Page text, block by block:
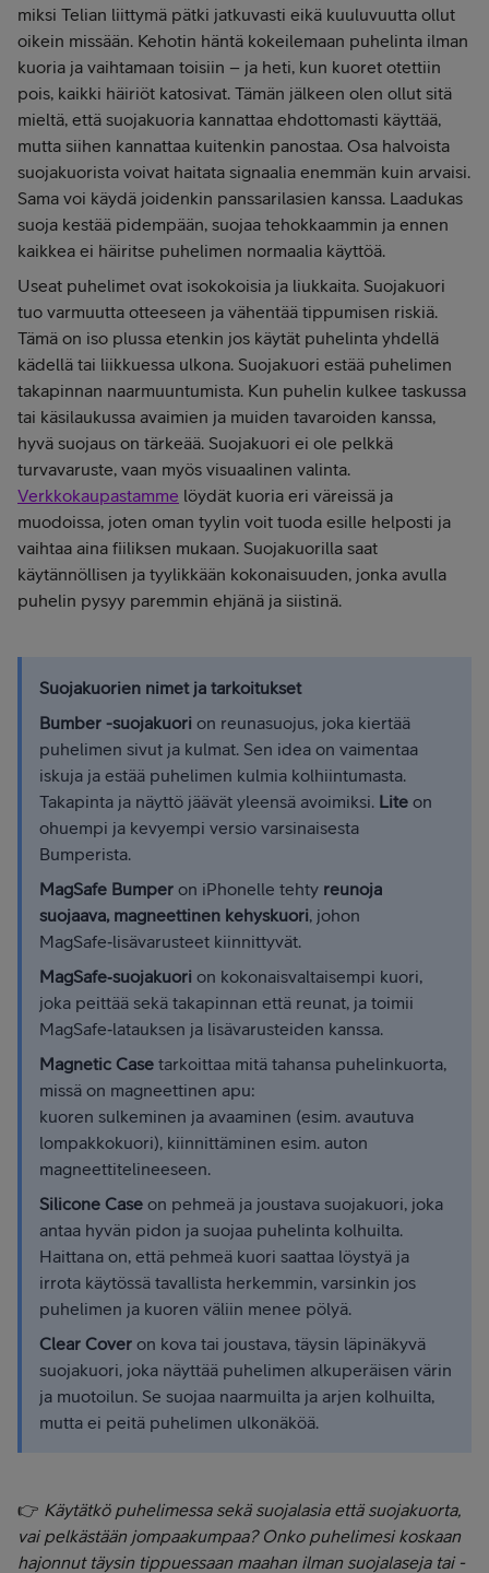
miksi Telian liittymä pätki jatkuvasti eikä kuuluvuutta ollut
oikein missään. Kehotin häntä kokeilemaan puhelinta ilman
kuoria ja vaihtamaan toisiin – ja heti, kun kuoret otettiin
pois, kaikki häiriöt katosivat. Tämän jälkeen olen ollut sitä
mieltä, että suojakuoria kannattaa ehdottomasti käyttää,
mutta siihen kannattaa kuitenkin panostaa. Osa halvoista
suojakuorista voivat haitata signaalia enemmän kuin arvaisi.
Sama voi käydä joidenkin panssarilasien kanssa. Laadukas
suoja kestää pidempään, suojaa tehokkaammin ja ennen
kaikkea ei häiritse puhelimen normaalia käyttöä.
Useat puhelimet ovat isokokoisia ja liukkaita. Suojakuori
tuo varmuutta otteeseen ja vähentää tippumisen riskiä.
Tämä on iso plussa etenkin jos käytät puhelinta yhdellä
kädellä tai liikkuessa ulkona. Suojakuori estää puhelimen
takapinnan naarmuuntumista. Kun puhelin kulkee taskussa
tai käsilaukussa avaimien ja muiden tavaroiden kanssa,
hyvä suojaus on tärkeää. Suojakuori ei ole pelkkä
turvavaruste, vaan myös visuaalinen valinta.
Verkkokaupastamme löydät kuoria eri väreissä ja
muodoissa, joten oman tyylin voit tuoda esille helposti ja
vaihtaa aina fiiliksen mukaan. Suojakuorilla saat
käytännöllisen ja tyylikkään kokonaisuuden, jonka avulla
puhelin pysyy paremmin ehjänä ja siistinä.
Suojakuorien nimet ja tarkoitukset
Bumber -suojakuori on reunasuojus, joka kiertää
puhelimen sivut ja kulmat. Sen idea on vaimentaa
iskuja ja estää puhelimen kulmia kolhiintumasta.
Takapinta ja näyttö jäävät yleensä avoimiksi. Lite on
ohuempi ja kevyempi versio varsinaisesta
Bumperista.
MagSafe Bumper on iPhonelle tehty reunoja
suojaava, magneettinen kehyskuori, johon
MagSafe‑lisävarusteet kiinnittyvät.
MagSafe‑suojakuori on kokonaisvaltaisempi kuori,
joka peittää sekä takapinnan että reunat, ja toimii
MagSafe‑latauksen ja lisävarusteiden kanssa.
Magnetic Case tarkoittaa mitä tahansa puhelinkuorta,
missä on magneettinen apu:
kuoren sulkeminen ja avaaminen (esim. avautuva
lompakkokuori), kiinnittäminen esim. auton
magneettitelineeseen.
Silicone Case on pehmeä ja joustava suojakuori, joka
antaa hyvän pidon ja suojaa puhelinta kolhuilta.
Haittana on, että pehmeä kuori saattaa löystyä ja
irrota käytössä tavallista herkemmin, varsinkin jos
puhelimen ja kuoren väliin menee pölyä.
Clear Cover on kova tai joustava, täysin läpinäkyvä
suojakuori, joka näyttää puhelimen alkuperäisen värin
ja muotoilun. Se suojaa naarmuilta ja arjen kolhuilta,
mutta ei peitä puhelimen ulkonäköä.
👉 Käytätkö puhelimessa sekä suojalasia että suojakuorta,
vai pelkästään jompaakumpaa? Onko puhelimesi koskaan
hajonnut täysin tippuessaan maahan ilman suojalaseja tai -